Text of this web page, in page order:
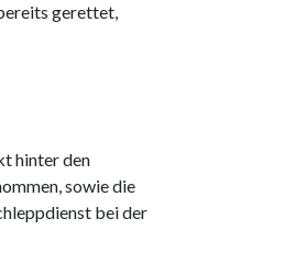
gerettet,
hinter den
sowie die
bei der